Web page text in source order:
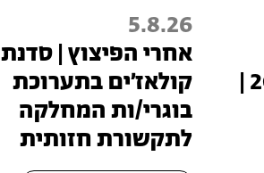
טכנופיאודליזם 2026 |
5.8.26
אחרי הפיצוץ | סדנת
קולאז׳ים בתערוכת
בוגרי/ות המחלקה
לתקשורת חזותית